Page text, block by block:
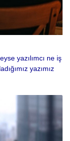
yazılımcı ne iş
yazımız